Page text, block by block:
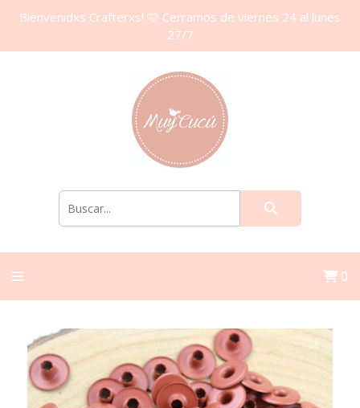
Bienvenidxs Crafterxs! 🩷 Cerramos de viernes 24 al lunes
27/7
0